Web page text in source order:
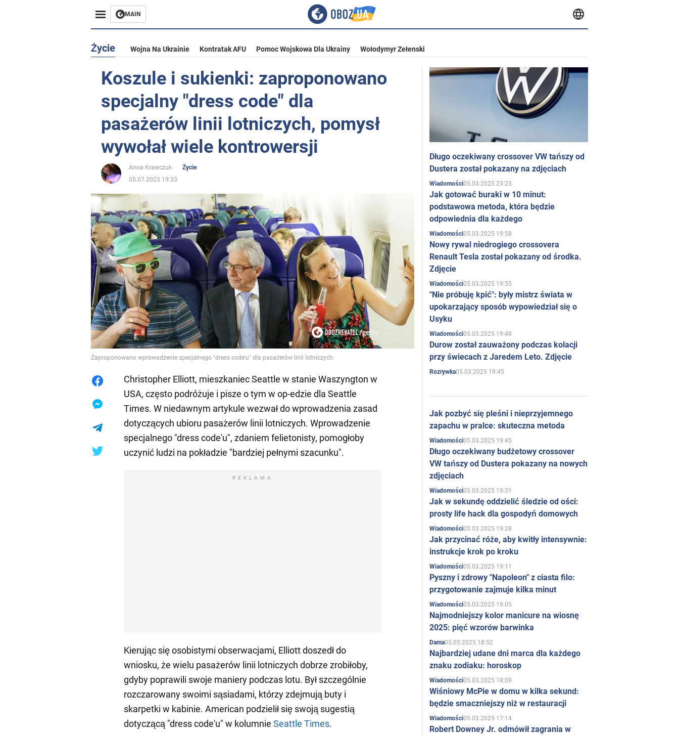
MAIN
Życie Wojna Na Ukrainie Kontratak AFU Pomoc Wojskowa Dla Ukrainy Wołodymyr Zełenski
Koszule i sukienki: zaproponowano
specjalny "dress code" dla
pasażerów linii lotniczych, pomysł
wywołał wiele kontrowersji
Anna Krawczuk
Życie
05.07.2023 19:33
Zaproponowano wprowadzenie specjalnego "dress code'u" dla pasażerów linii lotniczych
Christopher Elliott, mieszkaniec Seattle w stanie Waszyngton w
USA, często podróżuje i pisze o tym w op-edzie dla Seattle
Times. W niedawnym artykule wezwał do wprowadzenia zasad
dotyczących ubioru pasażerów linii lotniczych. Wprowadzenie
specjalnego "dress code'u", zdaniem felietonisty, pomogłoby
uczynić ludzi na pokładzie "bardziej pełnymi szacunku".
REKLAMA
Kierując się osobistymi obserwacjami, Elliott doszedł do
wniosku, że wielu pasażerów linii lotniczych dobrze zrobiłoby,
gdyby poprawili swoje maniery podczas lotu. Był szczególnie
rozczarowany swoimi sąsiadami, którzy zdejmują buty i
skarpetki w kabinie. American podzielił się swoją sugestią
dotyczącą "dress code'u" w kolumnie Seattle Times.
Długo oczekiwany crossover VW tańszy od
Dustera został pokazany na zdjęciach
Wiadomości05.03.2025 23:23
Jak gotować buraki w 10 minut:
podstawowa metoda, która będzie
odpowiednia dla każdego
Wiadomości05.03.2025 19:58
Nowy rywal niedrogiego crossovera
Renault Tesla został pokazany od środka.
Zdjęcie
Wiadomości05.03.2025 19:55
"Nie próbuję kpić": były mistrz świata w
upokarzający sposób wypowiedział się o
Usyku
Wiadomości05.03.2025 19:48
Durow został zauważony podczas kolacji
przy świecach z Jaredem Leto. Zdjęcie
Rozrywka05.03.2025 19:45
Jak pozbyć się pleśni i nieprzyjemnego
zapachu w pralce: skuteczna metoda
Wiadomości05.03.2025 19:45
Długo oczekiwany budżetowy crossover
VW tańszy od Dustera pokazany na nowych
zdjęciach
Wiadomości05.03.2025 19:31
Jak w sekundę oddzielić śledzie od ości:
prosty life hack dla gospodyń domowych
Wiadomości05.03.2025 19:28
Jak przycinać róże, aby kwitły intensywnie:
instrukcje krok po kroku
Wiadomości05.03.2025 19:11
Pyszny i zdrowy "Napoleon" z ciasta filo:
przygotowanie zajmuje kilka minut
Wiadomości05.03.2025 19:05
Najmodniejszy kolor manicure na wiosnę
2025: pięć wzorów barwinka
Dama05.03.2025 18:52
Najbardziej udane dni marca dla każdego
znaku zodiaku: horoskop
Wiadomości05.03.2025 18:09
Wiśniowy McPie w domu w kilka sekund:
będzie smaczniejszy niż w restauracji
Wiadomości05.03.2025 17:14
Robert Downey Jr. odmówił zagrania w